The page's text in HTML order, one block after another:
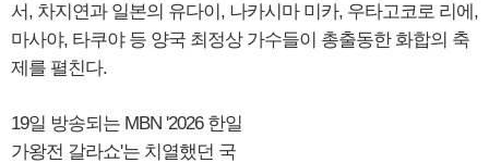
서, 차지연과 일본의 유다이, 나카시마 미카, 우타고코로 리에,
마사야, 타쿠야 등 양국 최정상 가수들이 총출동한 화합의 축
제를 펼친다.
19일 방송되는 MBN '2026 한일
가왕전 갈라쇼'는 치열했던 국